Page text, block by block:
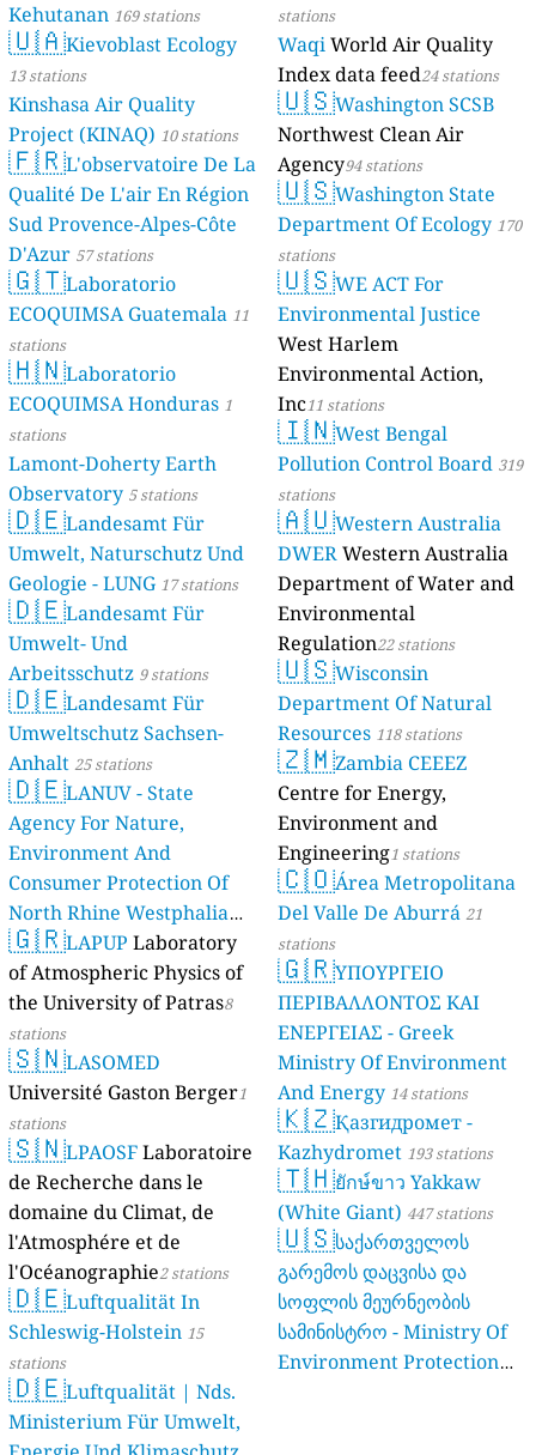
Kehutanan 169 stations
🇺🇦Kievoblast Ecology
13 stations
Kinshasa Air Quality
Project (KINAQ) 10 stations
🇫🇷L'observatoire De La
Qualité De L'air En Région
Sud Provence-Alpes-Côte
D'Azur 57 stations
🇬🇹Laboratorio
ECOQUIMSA Guatemala 11
stations
🇭🇳Laboratorio
ECOQUIMSA Honduras 1
stations
Lamont-Doherty Earth
Observatory 5 stations
🇩🇪Landesamt Für
Umwelt, Naturschutz Und
Geologie - LUNG 17 stations
🇩🇪Landesamt Für
Umwelt- Und
Arbeitsschutz 9 stations
🇩🇪Landesamt Für
Umweltschutz Sachsen-
Anhalt 25 stations
🇩🇪LANUV - State
Agency For Nature,
Environment And
Consumer Protection Of
North Rhine Westphalia
(Landesamt Für Natur,
Umwelt Und
Verbraucherschutz NRW)
61 stations
🇬🇷LAPUP Laboratory
of Atmospheric Physics of
the University of Patras8
stations
🇸🇳LASOMED
Université Gaston Berger1
stations
🇸🇳LPAOSF Laboratoire
de Recherche dans le
domaine du Climat, de
l'Atmosphére et de
l'Océanographie2 stations
🇩🇪Luftqualität In
Schleswig-Holstein 15
stations
🇩🇪Luftqualität | Nds.
Ministerium Für Umwelt,
stations
WaqiWorld Air Quality
Index data feed24 stations
🇺🇸Washington SCSB
Northwest Clean Air
Agency94 stations
🇺🇸Washington State
Department Of Ecology 170
stations
🇺🇸WE ACT For
Environmental Justice
West Harlem
Environmental Action,
Inc11 stations
🇮🇳West Bengal
Pollution Control Board 319
stations
🇦🇺Western Australia
DWERWestern Australia
Department of Water and
Environmental
Regulation22 stations
🇺🇸Wisconsin
Department Of Natural
Resources 118 stations
🇿🇲Zambia CEEEZ
Centre for Energy,
Environment and
Engineering1 stations
🇨🇴Área Metropolitana
Del Valle De Aburrá 21
stations
🇬🇷ΥΠΟΥΡΓΕΙΟ
ΠΕΡΙΒΑΛΛΟΝΤΟΣ ΚΑΙ
ΕΝΕΡΓΕΙΑΣ - Greek
Ministry Of Environment
And Energy 14 stations
🇰🇿Қазгидромет -
Kazhydromet 193 stations
🇹🇭ยักษ์ขาว Yakkaw
(White Giant) 447 stations
🇺🇸საქართველოს
გარემოს დაცვისა და
სოფლის მეურნეობის
სამინისტრო - Ministry Of
Environment Protection